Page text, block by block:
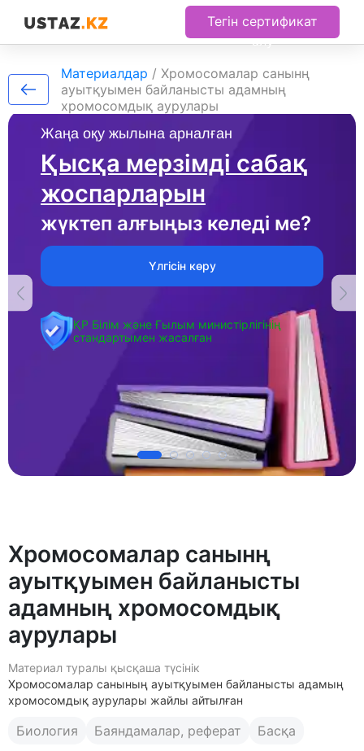
Тегін сертификат
алу
Жаңа оқу жылына арналған
Қысқа мерзімді сабақ
жоспарларын
жүктеп алғыңыз келеді ме?
Үлгісін көру
ҚР Білім және Ғылым министірлігінің
стандартымен жасалған
Материалдар / Хромосомалар санынң
ауытқуымен байланысты адамның
хромосомдық аурулары
Хромосомалар санынң
ауытқуымен байланысты
адамның хромосомдық
аурулары
Материал туралы қысқаша түсінік
Хромосомалар санының ауытқуымен байланысты адамың
хромосомдық аурулары жайлы айтылған
Биология Баяндамалар, реферат Басқа